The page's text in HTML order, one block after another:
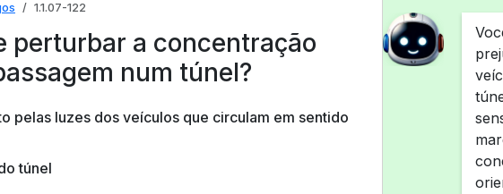
1.1.07-122
perturbar a concentração
num túnel?
pelas luzes dos veículos que circulam em sentido
túnel